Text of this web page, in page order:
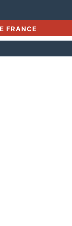
FRANCE